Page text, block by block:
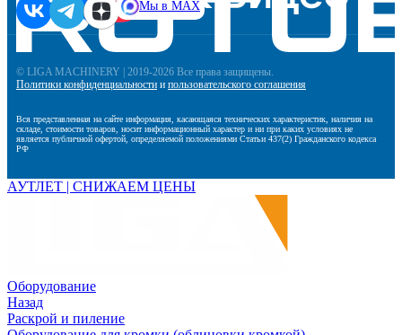
Мы в MAX
© LIGA MACHINERY | 2019-2026 Все права защищены.
Политики конфиденциальности и пользовательского соглашения
Вся представленная на сайте информация, касающаяся технических характеристик, наличия на
складе, стоимости товаров, носит информационный характер и ни при каких условиях не
является публичной офертой, определяемой положениями Статьи 437(2) Гражданского кодекса
РФ
АУТЛЕТ | СНИЖАЕМ ЦЕНЫ
Оборудование
Назад
Раскрой и пиление